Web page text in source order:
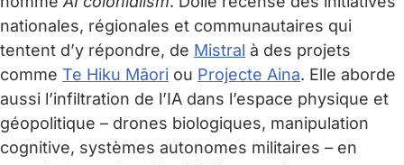
nationales, régionales et communautaires qui
tentent d’y répondre, de Mistral à des projets
comme Te Hiku Māori ou Projecte Aina. Elle aborde
aussi l’infiltration de l’IA dans l’espace physique et
géopolitique – drones biologiques, manipulation
cognitive, systèmes autonomes militaires – en